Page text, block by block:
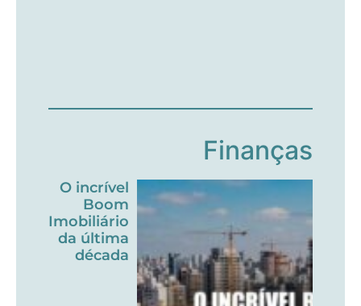
Finanças
O incrível
Boom
Imobiliário
da última
década